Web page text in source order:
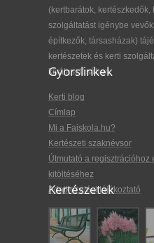
(kertbarátok,
szolgáltatást igénybe
építkezők, társasházak)
kertészetek és kerti
kiválasztásában.
Gyorslinkek
Kerti blog
Címlap
Mi a Faiskola.hu?
Kertészeti szaknévsor
Útmutató a regisztrációhoz
kitöltéséhez
Adatkezelési tájékoztató
Kertészetek